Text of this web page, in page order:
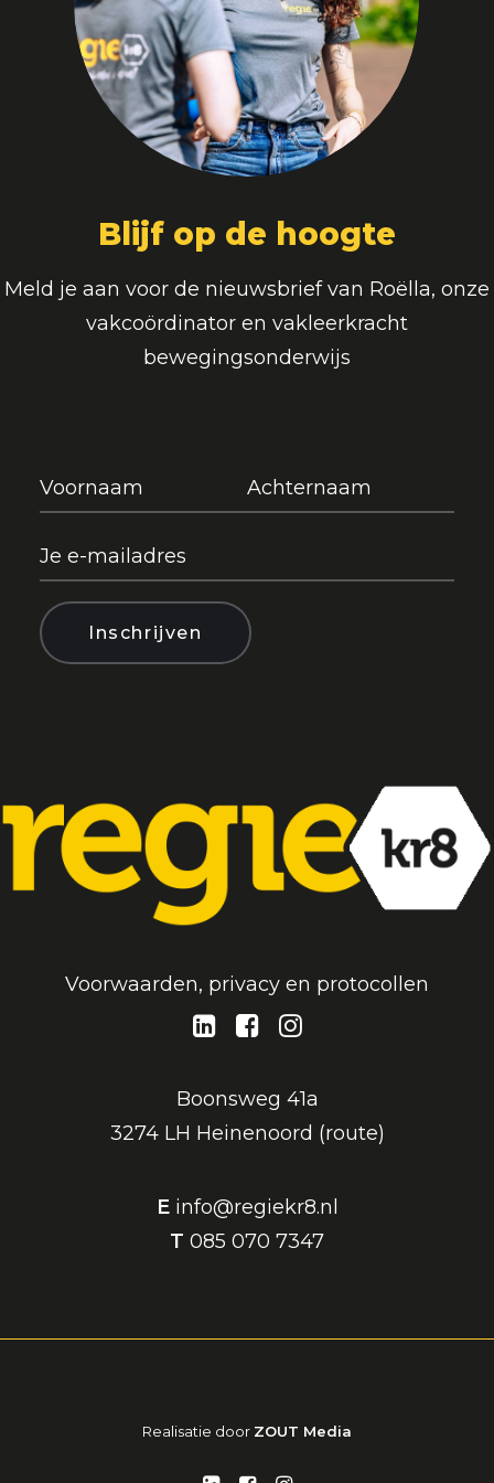
Blijf op de hoogte
Meld je aan voor de nieuwsbrief van Roëlla, onze
vakcoördinator en vakleerkracht
bewegingsonderwijs
Voorwaarden, privacy en protocollen
Boonsweg 41a
3274 LH Heinenoord (route)
E info@regiekr8.nl
T 085 070 7347
Realisatie door ZOUT Media